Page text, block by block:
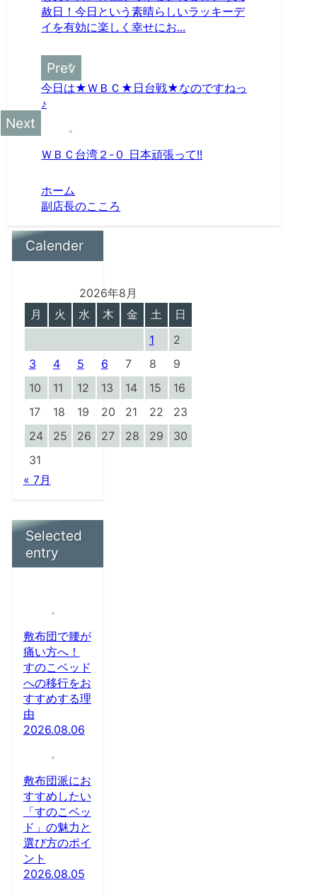
赦日！今日という素晴らしいラッキーデ
イを有効に楽しく幸せにお...
今日は★ＷＢＣ★日台戦★なのですねっ
♪
ＷＢＣ台湾２-０ 日本頑張って!!
ホーム
副店長のこころ
Calender
2026年8月
月
火 水 木 金 土
日
1
2
3
4 5 6 7 8
9
10
11 12 13 14 15
16
17
18 19 20 21 22
23
24
25 26 27 28 29
30
31
« 7月
Selected
entry
敷布団で腰が
痛い方へ！
すのこベッド
への移行をお
すすめする理
由
2026.08.06
敷布団派にお
すすめしたい
「すのこベッ
ド」の魅力と
選び方のポイ
ント
2026.08.05